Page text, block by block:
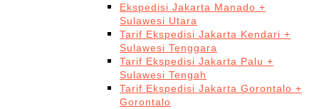
Ekspedisi Jakarta Manado +
Sulawesi Utara
Tarif Ekspedisi Jakarta Kendari +
Sulawesi Tenggara
Tarif Ekspedisi Jakarta Palu +
Sulawesi Tengah
Tarif Ekspedisi Jakarta Gorontalo +
Gorontalo